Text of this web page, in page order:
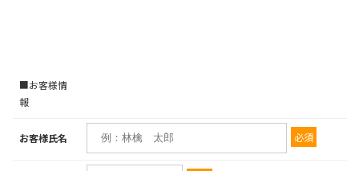
■お客様情
報
お客様氏名 必須